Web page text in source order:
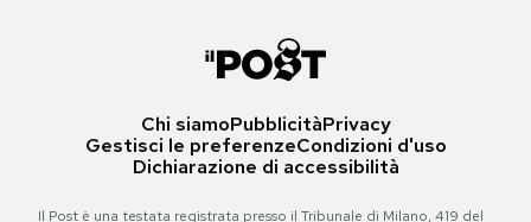
AREA PERSONALE
Area Personale
Newsletter
Chi siamoPubblicitàPrivacy
Gestisci le preferenzeCondizioni d'uso
Dichiarazione di accessibilità
Il Post è una testata registrata presso il Tribunale di Milano, 419 del